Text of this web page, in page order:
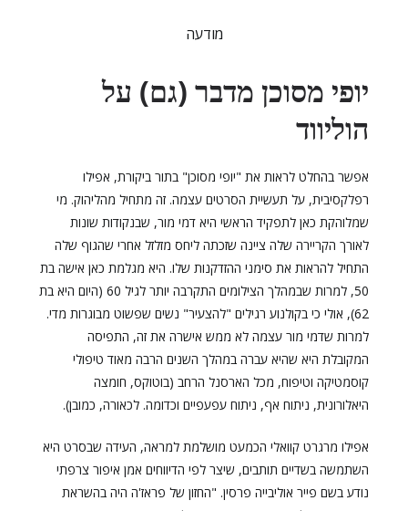
מודעה
יופי מסוכן מדבר (גם) על
הוליווד
אפשר בהחלט לראות את "יופי מסוכן" בתור ביקורת, אפילו
רפלקסיבית, על תעשיית הסרטים עצמה. זה מתחיל מהליהוק. מי
שמלוהקת כאן לתפקיד הראשי היא דמי מור, שבנקודות שונות
לאורך הקריירה שלה ציינה שזכתה ליחס מזלזל אחרי שהגוף שלה
התחיל להראות את סימני ההזדקנות שלו. היא מגלמת כאן אישה בת
50, למרות שבמהלך הצילומים התקרבה יותר לגיל 60 (היום היא בת
62), אולי כי בקולנוע רגילים "להצעיר" נשים שפשוט מבוגרות מדי.
למרות שדמי מור עצמה לא ממש אישרה את זה, התפיסה
המקובלת היא שהיא עברה במהלך השנים הרבה מאוד טיפולי
קוסמטיקה וטיפוח, מכל הארסנל הרחב (בוטוקס, חומצה
היאלורונית, ניתוח אף, ניתוח עפעפיים וכדומה. לכאורה, כמובן).
אפילו מרגרט קוואלי הכמעט מושלמת למראה, העידה שבסרט היא
השתמשה בשדיים תותבים, שיצר לפי הדיווחים אמן איפור צרפתי
נודע בשם פייר אוליבייה פרסין. "החזון של פראז'ה היה בהשראת